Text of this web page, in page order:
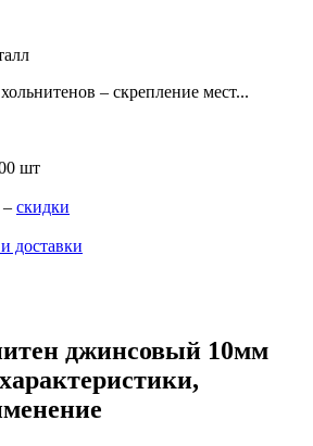
– скрепление мест...
шт
– скидки
доставки
джинсовый 10мм